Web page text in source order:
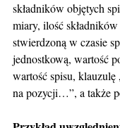
składników objętych
miary, ilość
stwierdzoną w czasie
jednostkową, wartość
wartość spisu, klauzulę
na pozycji…”, a także